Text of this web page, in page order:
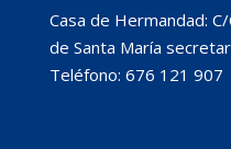
Casa de Hermandad:
de Santa María
Teléfono: 676 121 907